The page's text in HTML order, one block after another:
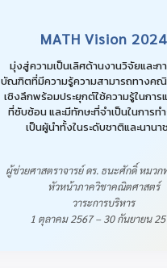
MATH Vision 2024
มุ่งสู่ความเป็นเลิศด้านงานวิจัยและก
บัณฑิตที่มีความรู้ความสามารถทางค
เชิงลึกพร้อมประยุกต์ใช้ความรู้ในกา
ที่ซับซ้อน และมีทักษะที่จำเป็นในการท
เป็นผู้นำทั้งในระดับชาติและนานา
ผู้ช่วยศาสตราจารย์ ดร. ธนะศักดิ์ หมวก
หัวหน้าภาควิชาคณิตศาสตร์
วาระการบริหาร
1 ตุลาคม 2567 – 30 กันยายน